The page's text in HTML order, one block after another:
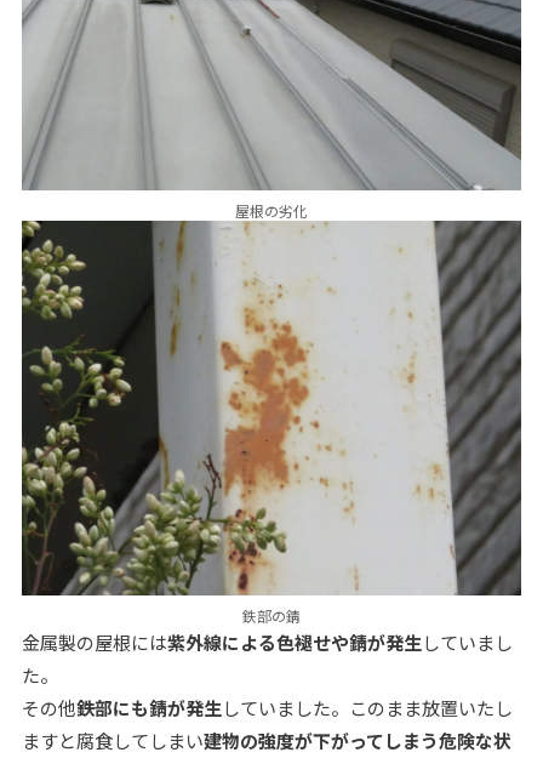
屋根の劣化
鉄部の錆
金属製の屋根には紫外線による色褪せや錆が発生していまし
た。
その他鉄部にも錆が発生していました。このまま放置いたし
ますと腐食してしまい建物の強度が下がってしまう危険な状